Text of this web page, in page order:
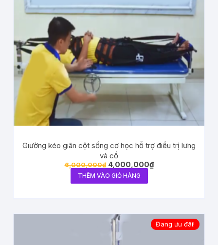
Giường kéo giãn cột sống cơ học hỗ trợ điều trị lưng
và cổ
6,000,000₫ 4,000,000₫
THÊM VÀO GIỎ HÀNG
Đang ưu đãi!